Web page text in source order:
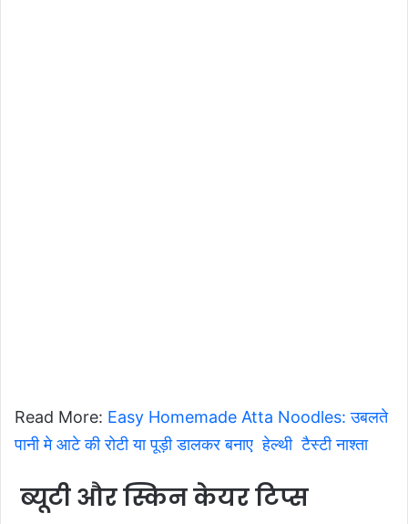
Read More: Easy Homemade Atta Noodles: उबलते
पानी मे आटे की रोटी या पूड़ी डालकर बनाए हेल्थी टैस्टी नाश्ता
ब्यूटी और स्किन केयर टिप्स